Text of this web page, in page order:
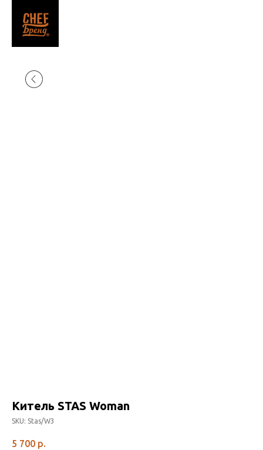
Китель STAS Woman
SKU: Stas/W3
5 700 р.